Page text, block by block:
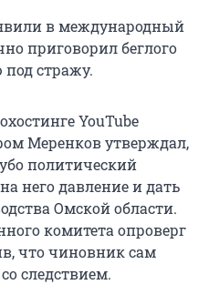
в международный
приговорил беглого
стражу.
YouTube
Меренков утверждал,
политический
него давление и дать
Омской области.
комитета опроверг
что чиновник сам
следствием.